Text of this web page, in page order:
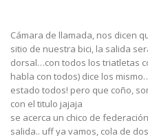
Cámara de llamada, nos dicen
sitio de nuestra bici, la salida
dorsal…con todos los triatletas
habla con todos) dice los
estado todos! pero que coño,
con el titulo jajaja
se acerca un chico de
salida.. uff ya vamos, cola de